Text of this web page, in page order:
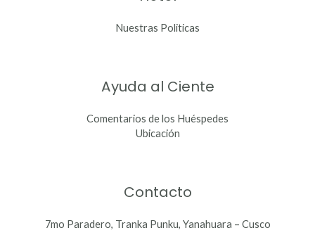
Nuestras Politicas
Ayuda al Ciente
Comentarios de los Huéspedes
Ubicación
Contacto
7mo Paradero, Tranka Punku, Yanahuara – Cusco